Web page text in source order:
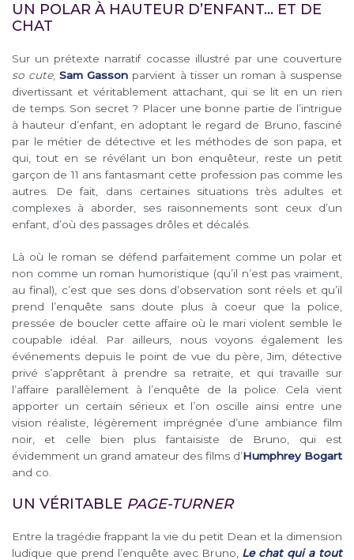
UN POLAR À HAUTEUR D’ENFANT… ET DE
CHAT
Sur un prétexte narratif cocasse illustré par une couverture
so cute,Sam Gasson parvient à tisser un roman à suspense
divertissant et véritablement attachant, qui se lit en un rien
de temps. Son secret ? Placer une bonne partie de l’intrigue
à hauteur d’enfant, en adoptant le regard de Bruno, fasciné
par le métier de détective et les méthodes de son papa, et
qui, tout en se révélant un bon enquêteur, reste un petit
garçon de 11 ans fantasmant cette profession pas comme les
autres. De fait, dans certaines situations très adultes et
complexes à aborder, ses raisonnements sont ceux d’un
enfant, d’où des passages drôles et décalés.
Là où le roman se défend parfaitement comme un polar et
non comme un roman humoristique (qu’il n’est pas vraiment,
au final), c’est que ses dons d’observation sont réels et qu’il
prend l’enquête sans doute plus à coeur que la police,
pressée de boucler cette affaire où le mari violent semble le
coupable idéal. Par ailleurs, nous voyons également les
événements depuis le point de vue du père, Jim, détective
privé s’apprêtant à prendre sa retraite, et qui travaille sur
l’affaire parallèlement à l’enquête de la police. Cela vient
apporter un certain sérieux et l’on oscille ainsi entre une
vision réaliste, légèrement imprégnée d’une ambiance film
noir, et celle bien plus fantaisiste de Bruno, qui est
évidemment un grand amateur des films d’Humphrey Bogart
and co.
UN VÉRITABLE PAGE-TURNER
Entre la tragédie frappant la vie du petit Dean et la dimension
ludique que prend l’enquête avec Bruno, Le chat qui a tout